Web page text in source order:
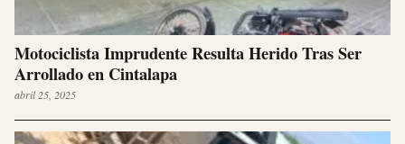
Motociclista Imprudente Resulta Herido Tras Ser
Arrollado en Cintalapa
abril 25, 2025